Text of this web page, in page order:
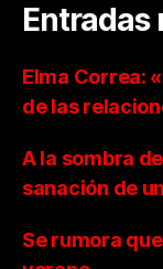
Entradas
Elma Correa:
de las
A la sombra
sanación de
Se rumora